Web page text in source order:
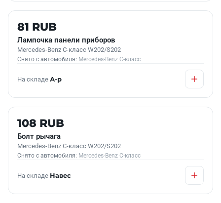
Б/У В НАЛИЧИИ
81 RUB
Лампочка панели приборов
Mercedes-Benz C-класс W202/S202
Снято с автомобиля: Mercedes-Benz C-класс
На складе А-р
Б/У В НАЛИЧИИ
108 RUB
Болт рычага
Mercedes-Benz C-класс W202/S202
Снято с автомобиля: Mercedes-Benz C-класс
На складе Навес